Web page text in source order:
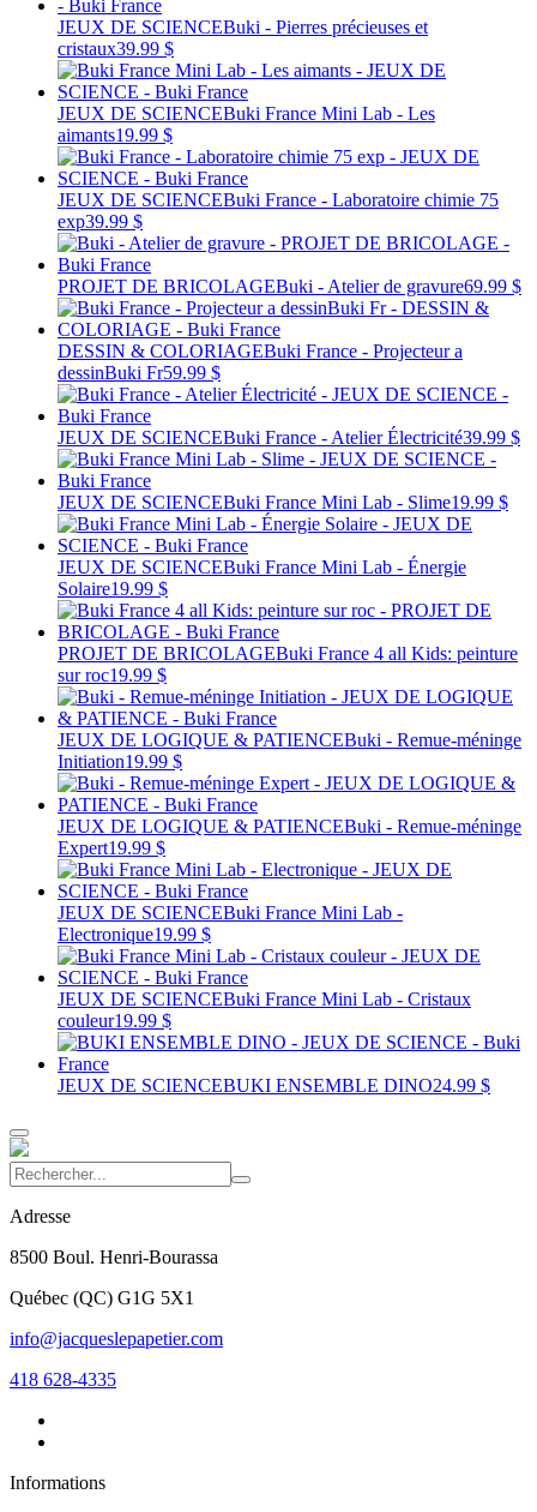
JEUX DE SCIENCEBuki - Pierres précieuses et
cristaux39.99 $
JEUX DE SCIENCEBuki France Mini Lab - Les
aimants19.99 $
JEUX DE SCIENCEBuki France - Laboratoire chimie 75
exp39.99 $
PROJET DE BRICOLAGEBuki - Atelier de gravure69.99 $
DESSIN & COLORIAGEBuki France - Projecteur a
dessinBuki Fr59.99 $
JEUX DE SCIENCEBuki France - Atelier Électricité39.99 $
JEUX DE SCIENCEBuki France Mini Lab - Slime19.99 $
JEUX DE SCIENCEBuki France Mini Lab - Énergie
Solaire19.99 $
PROJET DE BRICOLAGEBuki France 4 all Kids: peinture
sur roc19.99 $
JEUX DE LOGIQUE & PATIENCEBuki - Remue-méninge
Initiation19.99 $
JEUX DE LOGIQUE & PATIENCEBuki - Remue-méninge
Expert19.99 $
JEUX DE SCIENCEBuki France Mini Lab -
Electronique19.99 $
JEUX DE SCIENCEBuki France Mini Lab - Cristaux
couleur19.99 $
JEUX DE SCIENCEBUKI ENSEMBLE DINO24.99 $
Adresse
8500 Boul. Henri-Bourassa
Québec (QC) G1G 5X1
info@jacqueslepapetier.com
418 628-4335
Informations